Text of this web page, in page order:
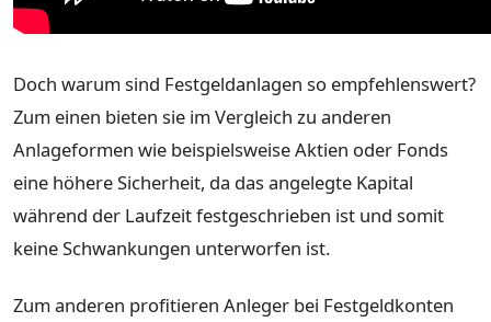
Doch warum sind Festgeldanlagen so empfehlenswert?
Zum einen bieten sie im Vergleich zu anderen
Anlageformen wie beispielsweise Aktien oder Fonds
eine höhere Sicherheit, da das angelegte Kapital
während der Laufzeit festgeschrieben ist und somit
keine Schwankungen unterworfen ist.
Zum anderen profitieren Anleger bei Festgeldkonten